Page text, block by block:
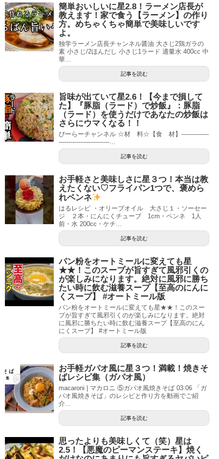
簡単おいしいに星2.8！ラーメン店長が
教えます！家で食う【ラーメン】の作り
方。めちゃくちゃ簡単で美味しいです
よ。
独学ラーメン店長チャンネル醤油 大さじ2鶏ガラの
素 小さじ/2ほんだし 小さじ1ラード 適量水 400cc 中
華...
記事を読む
旨味が出ていて星2.6！【今まで損して
た】『豚脂（ラード）で炒飯』：豚脂
（ラード）を使うだけであなたの炒飯は
さらにウマくなる！！
ぴーらーチャンネル ☆材 料☆【食 材】--------------
--------------------------...
記事を読む
お手軽さと美味しさに星３つ！本当は教
えたくない♡フライパン1つで、褒めら
れペンネ
はるレシピ ・オリーブオイル 大さじ１・ソーセー
ジ ２本・にんにくチューブ 1cm・ペンネ 1人
前・水 200cc・ケチ...
記事を読む
パン粉をオートミールに変えても星
★★！このスープが旨すぎて風邪引くの
が楽しみになります。絶対に風邪に勝ち
たい時に飲む滋養スープ【至高のにんに
くスープ】 #オートミール版
パン粉をオートミールに変えても星★★！このスー
プが旨すぎて風邪引くのが楽しみになります。絶対
に風邪に勝ちたい時に飲む滋養スープ【至高のにん
にくスープ】 #オートミール版
記事を読む
お手軽ガパオ風に星３つ！満載！焼きそ
ばレシピ集（ガパオ風）
macaroni | マカロニ ⑤ガパオ風焼きそば 03:06 「ガ
パオ風焼きそば」のレシピと作り方を動画でご紹
介...
記事を読む
思ったよりも美味しくて（笑）星は
2.5！【悪魔のピーマンステーキ】焼く